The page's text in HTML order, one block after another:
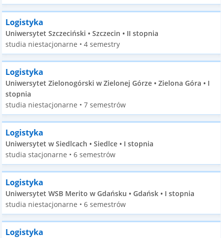
Logistyka
Uniwersytet Szczeciński • Szczecin • II stopnia
studia niestacjonarne • 4 semestry
Logistyka
Uniwersytet Zielonogórski w Zielonej Górze • Zielona Góra • I
stopnia
studia niestacjonarne • 7 semestrów
Logistyka
Uniwersytet w Siedlcach • Siedlce • I stopnia
studia stacjonarne • 6 semestrów
Logistyka
Uniwersytet WSB Merito w Gdańsku • Gdańsk • I stopnia
studia niestacjonarne • 6 semestrów
Logistyka